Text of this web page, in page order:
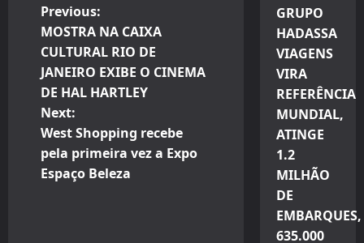
P
o
s
t
n
a
Previous:
MOSTRA NA CAIXA
CULTURAL RIO DE
JANEIRO EXIBE O CINEMA
DE HAL HARTLEY
Next:
West Shopping recebe
pela primeira vez a Expo
Espaço Beleza
GRUPO
HADASSA
VIAGENS
VIRA
REFERÊNCIA
MUNDIAL,
ATINGE
1.2
MILHÃO
DE
EMBARQUES,
635.000